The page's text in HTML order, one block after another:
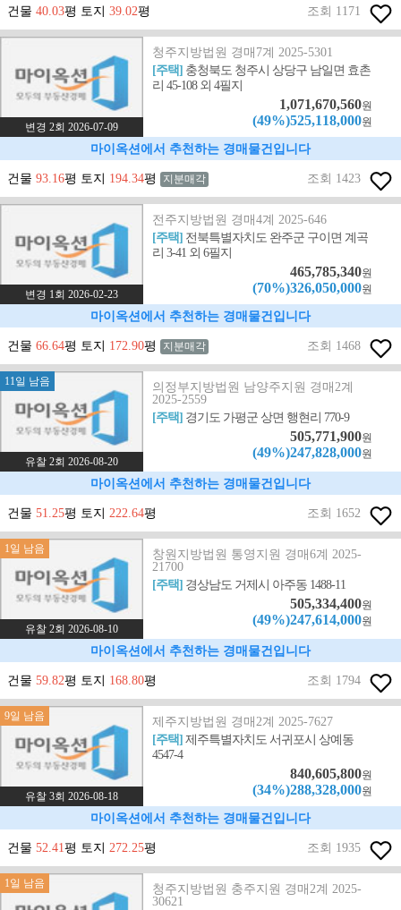
건물 40.03평 토지 39.02평 조회 1171
변경 2회 2026-07-09
청주지방법원 경매7계 2025-5301
[주택] 충청북도 청주시 상당구 남일면 효촌
리 45-108 외 4필지
1,071,670,560원
(49%)525,118,000원
마이옥션에서 추천하는 경매물건입니다
건물 93.16평 토지 194.34평 지분매각 조회 1423
변경 1회 2026-02-23
전주지방법원 경매4계 2025-646
[주택] 전북특별자치도 완주군 구이면 계곡
리 3-41 외 6필지
465,785,340원
(70%)326,050,000원
마이옥션에서 추천하는 경매물건입니다
건물 66.64평 토지 172.90평 지분매각 조회 1468
11일 남음
유찰 2회 2026-08-20
의정부지방법원 남양주지원 경매2계
2025-2559
[주택] 경기도 가평군 상면 행현리 770-9
505,771,900원
(49%)247,828,000원
마이옥션에서 추천하는 경매물건입니다
건물 51.25평 토지 222.64평 조회 1652
1일 남음
유찰 2회 2026-08-10
창원지방법원 통영지원 경매6계 2025-
21700
[주택] 경상남도 거제시 아주동 1488-11
505,334,400원
(49%)247,614,000원
마이옥션에서 추천하는 경매물건입니다
건물 59.82평 토지 168.80평 조회 1794
9일 남음
유찰 3회 2026-08-18
제주지방법원 경매2계 2025-7627
[주택]제주특별자치도 서귀포시 상예동
4547-4
840,605,800원
(34%)288,328,000원
마이옥션에서 추천하는 경매물건입니다
건물 52.41평 토지 272.25평 조회 1935
1일 남음
청주지방법원 충주지원 경매2계 2025-
30621